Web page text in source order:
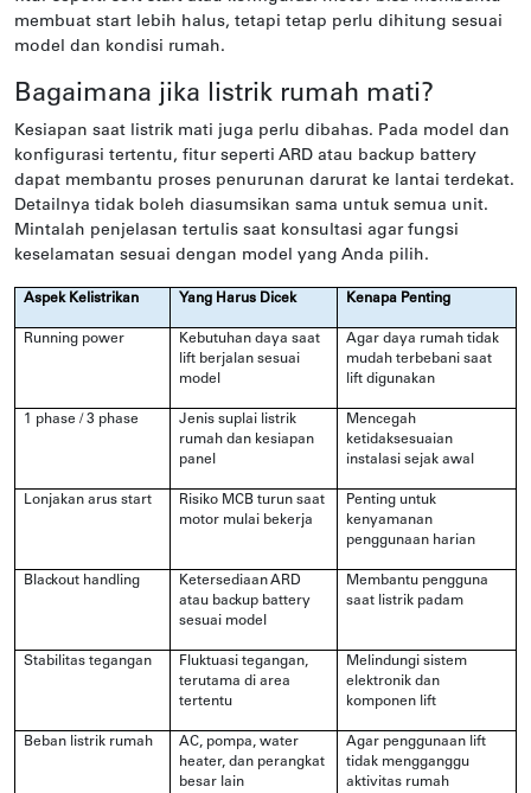
membuat start lebih halus, tetapi tetap perlu dihitung sesuai
model dan kondisi rumah.
Bagaimana jika listrik rumah mati?
Kesiapan saat listrik mati juga perlu dibahas. Pada model dan
konfigurasi tertentu, fitur seperti ARD atau backup battery
dapat membantu proses penurunan darurat ke lantai terdekat.
Detailnya tidak boleh diasumsikan sama untuk semua unit.
Mintalah penjelasan tertulis saat konsultasi agar fungsi
keselamatan sesuai dengan model yang Anda pilih.
Aspek Kelistrikan Yang Harus Dicek Kenapa Penting
Running power
Kebutuhan daya saat
lift berjalan sesuai
model
Agar daya rumah tidak
mudah terbebani saat
lift digunakan
1 phase / 3 phase
Jenis suplai listrik
rumah dan kesiapan
panel
Mencegah
ketidaksesuaian
instalasi sejak awal
Lonjakan arus start
Risiko MCB turun saat
motor mulai bekerja
Penting untuk
kenyamanan
penggunaan harian
Blackout handling
Ketersediaan ARD
atau backup battery
sesuai model
Membantu pengguna
saat listrik padam
Stabilitas tegangan
Fluktuasi tegangan,
terutama di area
tertentu
Melindungi sistem
elektronik dan
komponen lift
Beban listrik rumah
AC, pompa, water
heater, dan perangkat
besar lain
Agar penggunaan lift
tidak mengganggu
aktivitas rumah